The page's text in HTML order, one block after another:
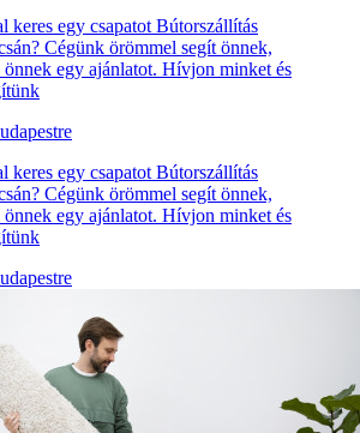
keres egy csapatot Bútorszállítás
Cégünk örömmel segít önnek,
egy ajánlatot. Hívjon minket és
keres egy csapatot Bútorszállítás
Cégünk örömmel segít önnek,
egy ajánlatot. Hívjon minket és